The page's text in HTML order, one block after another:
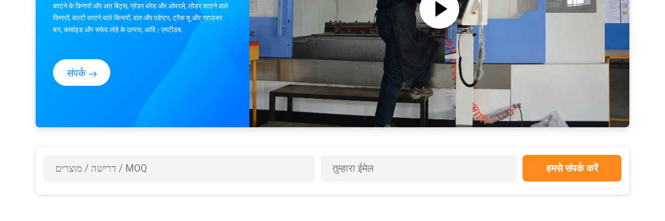
काटने के किनारों और अंत बिट्स, ग्रेडर ब्लेड और ओवरले, लोडर काटने वाले
किनारों, बाल्टी काटने वाले किनारों, दांत और एडेप्टर, ट्रैक शू और ग्राउजर
बार, कार्बाइड और सफेद लोहे के उत्पाद, आदि। एमटीडब...
संपर्क
हमसे संपर्क करें